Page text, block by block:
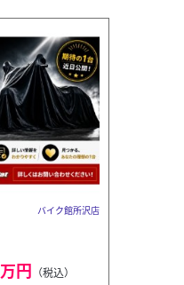
バイク館所沢店
万円 （税込）